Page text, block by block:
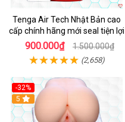
Tenga Air Tech Nhật Bản cao
cấp chính hãng mới seal tiện lợi
900.000₫ 1.500.000₫
(2,658)
-32%
Hot
5